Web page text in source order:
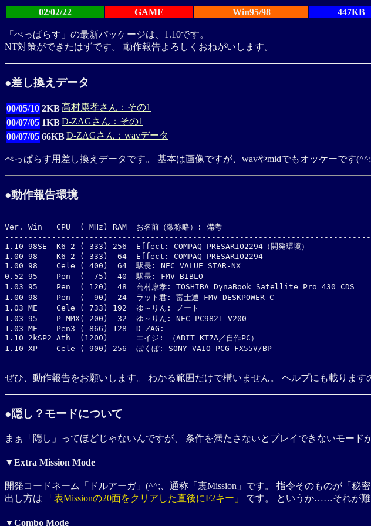
02/02/22 GAME Win95/98 447KB
「ぺっぱらす」の最新パッケージは、1.10です。
NT対策ができたはずです。 動作報告よろしくおねがいします。
●差し換えデータ
00/05/10 2KB高村康孝さん：その1
00/07/05 1KBD-ZAGさん：その1
00/07/05 66KBD-ZAGさん：wavデータ
ぺっぱらす用差し換えデータです。 基本は画像ですが、wavやmidでもオッケーです
●動作報告環境
------------------------------------------------------------------------------
Ver. Win   CPU  ( MHz) RAM  お名前（敬称略）: 備考
------------------------------------------------------------------------------
1.10 98SE  K6-2 ( 333) 256  Effect: COMPAQ PRESARIO2294（開発環境）
1.00 98    K6-2 ( 333)  64  Effect: COMPAQ PRESARIO2294
1.00 98    Cele ( 400)  64  駅長: NEC VALUE STAR-NX
0.52 95    Pen  (  75)  40  駅長: FMV-BIBLO
1.03 95    Pen  ( 120)  48  高村康孝: TOSHIBA DynaBook Satellite Pro 430 CDS
1.00 98    Pen  (  90)  24  ラット君: 富士通 FMV-DESKPOWER C
1.03 ME    Cele ( 733) 192  ゆ～りん: ノート
1.03 95    P-MMX( 200)  32  ゆ～りん: NEC PC9821 V200
1.03 ME    Pen3 ( 866) 128  D-ZAG:
1.10 2kSP2 Ath  (1200)      エイジ: （ABIT KT7A／自作PC）
1.10 XP    Cele ( 900) 256  ぼくぼ: SONY VAIO PCG-FX55V/BP
ぜひ、動作報告をお願いします。 わかる範囲だけで構いません。 ヘルプにも載ります
●隠し？モードについて
まぁ「隠し」ってほどじゃないんですが、 条件を満たさないとプレイできないモード
▼Extra Mission Mode
開発コードネーム「ドルアーガ」(^^;、通称「裏Mission」です。 指令そのものが「秘
出し方は
「表Missionの20面をクリアした直後にF2キー」 です。 というか……それが難
▼Combo Mode